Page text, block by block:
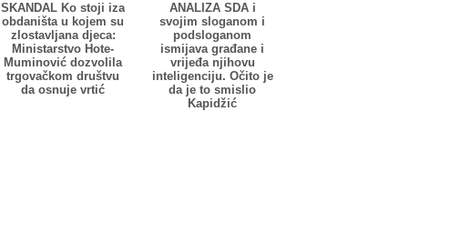
SKANDAL Ko stoji iza
obdaništa u kojem su
zlostavljana djeca:
Ministarstvo Hote-
Muminović dozvolila
trgovačkom društvu
da osnuje vrtić
ANALIZA SDA i
svojim sloganom i
podsloganom
ismijava građane i
vrijeđa njihovu
inteligenciju. Očito je
da je to smislio
Kapidžić